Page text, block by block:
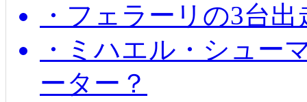
・フェラーリの3台
・ミハエル・シュー
ーター？